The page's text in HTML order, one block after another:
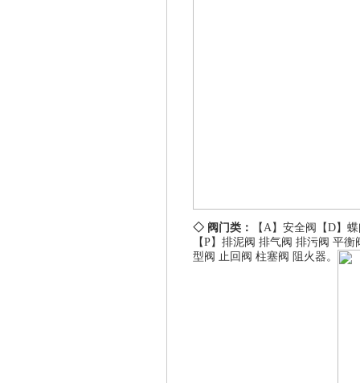
◇ 阀门类： 【A】 安全阀 【D】
【P】 排泥阀 排气阀 排污阀 平衡
型阀 止回阀 柱塞阀 阻火器。